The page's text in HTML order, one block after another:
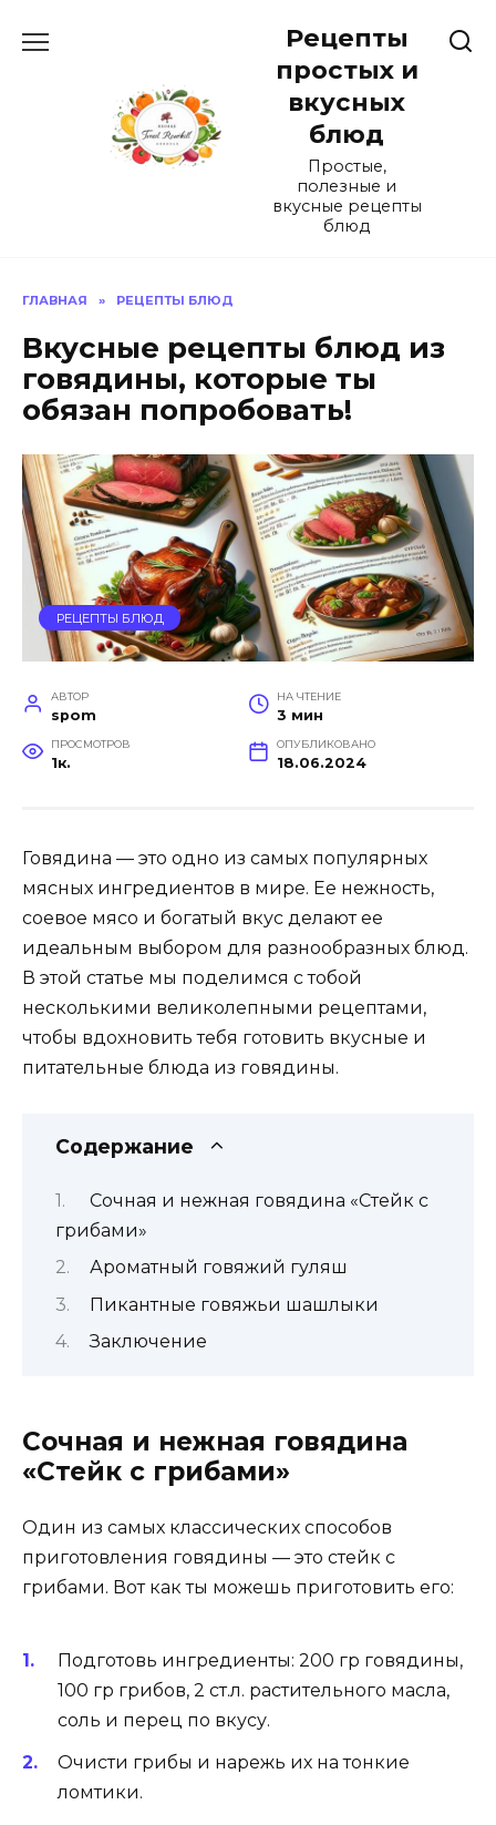
Рецепты
простых и
вкусных
блюд
Простые,
полезные и
вкусные рецепты
блюд
ГЛАВНАЯ » РЕЦЕПТЫ БЛЮД
Вкусные рецепты блюд из
говядины, которые ты
обязан попробовать!
РЕЦЕПТЫ БЛЮД
АВТОР
spom
НА ЧТЕНИЕ
3 мин
ПРОСМОТРОВ
1к.
ОПУБЛИКОВАНО
18.06.2024
Говядина — это одно из самых популярных
мясных ингредиентов в мире. Ее нежность,
соевое мясо и богатый вкус делают ее
идеальным выбором для разнообразных блюд.
В этой статье мы поделимся с тобой
несколькими великолепными рецептами,
чтобы вдохновить тебя готовить вкусные и
питательные блюда из говядины.
Содержание
Сочная и нежная говядина «Стейк с
грибами»
Ароматный говяжий гуляш
Пикантные говяжьи шашлыки
Заключение
Сочная и нежная говядина
«Стейк с грибами»
Один из самых классических способов
приготовления говядины — это стейк с
грибами. Вот как ты можешь приготовить его:
Подготовь ингредиенты: 200 гр говядины,
100 гр грибов, 2 ст.л. растительного масла,
соль и перец по вкусу.
Очисти грибы и нарежь их на тонкие
ломтики.